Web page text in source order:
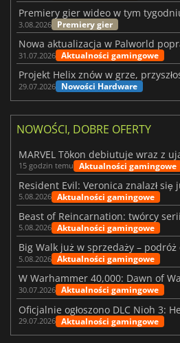
3.08.2026 Premiery gier
31.07.2026 Aktualności gamingowe
29.07.2026 Nowości Hardware
NOWOŚCI, DOBRE OFERTY
15 godzin temu Aktualności gamingowe
5.08.2026 Aktualności gamingowe
5.08.2026 Aktualności gamingowe
5.08.2026 Aktualności gamingowe
30.07.2026 Aktualności gamingowe
Oficjalnie ogłoszono DLC Nioh 3:
29.07.2026 Aktualności gamingowe